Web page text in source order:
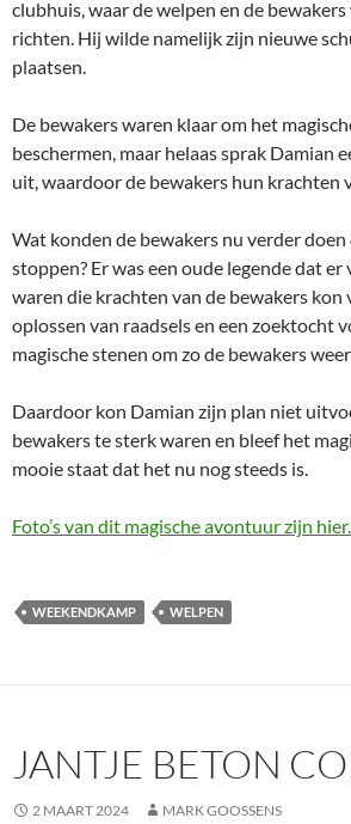
clubhuis, waar de welpen en de
richten. Hij wilde namelijk zijn nieuwe
plaatsen.
De bewakers waren klaar om het
beschermen, maar helaas sprak Damian
uit, waardoor de bewakers hun krachten
Wat konden de bewakers nu verder
stoppen? Er was een oude legende dat er
waren die krachten van de bewakers kon
oplossen van raadsels en een zoektocht
magische stenen om zo de bewakers
Daardoor kon Damian zijn plan niet
bewakers te sterk waren en bleef het
mooie staat dat het nu nog steeds is.
Foto’s van dit magische avontuur zijn hier.
WEEKENDKAMP WELPEN
JANTJE BETON
2 MAART 2024 MARK GOOSSENS